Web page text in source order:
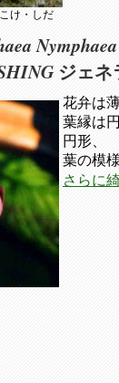
こけ・しだ
ジェネ
花弁は
葉縁は
円形、
葉の模
さらに